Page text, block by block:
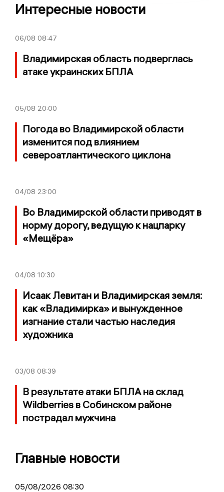
Интересные новости
06/08 08:47
Владимирская область подверглась
атаке украинских БПЛА
05/08 20:00
Погода во Владимирской области
изменится под влиянием
североатлантического циклона
04/08 23:00
Во Владимирской области приводят в
норму дорогу, ведущую к нацпарку
«Мещёра»
04/08 10:30
Исаак Левитан и Владимирская земля:
как «Владимирка» и вынужденное
изгнание стали частью наследия
художника
03/08 08:39
В результате атаки БПЛА на склад
Wildberries в Собинском районе
пострадал мужчина
Главные новости
05/08/2026 08:30